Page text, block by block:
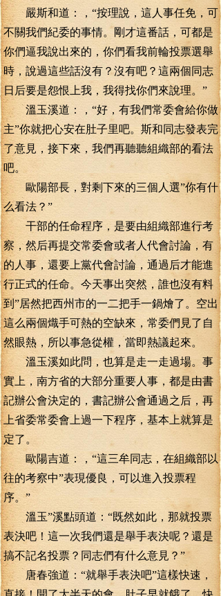
嚴斯和道：，“按理說，這人事任免，可
不關我們紀委的事情。剛才這番話，可都是
你們逼我說出來的，你們看我前輪投票選舉
時，說過這些話沒有？沒有吧？這兩個同志
日后要是怨恨上我，我得找你們來說理。”
溫玉溪道：，“好，有我們常委會給你做
主”你就把心安在肚子里吧。斯和同志發表完
了意見，接下來，我們再聽聽組織部的看法
吧。
歐陽部長，對剩下來的三個人選”你有什
么看法？”
干部的任命程序，是要由組織部進行考
察，然后再提交常委會或者人代會討論，有
的人事，還要上黨代會討論，通過后才能進
行正式的任命。今天事出突然，誰也沒有料
到”居然把西州市的一二把手一鍋燴了。空出
這么兩個熾手可熱的空缺來，常委們見了自
然眼熱，所以事急從權，當即熱議起來。
溫玉溪如此問，也算是走一走過場。事
實上，南方省的大部分重要人事，都是由書
記辦公會決定的，書記辦公會通過之后，再
上省委常委會上過一下程序，基本上就算是
定了。
歐陽吉道：，“這三牟同志，在組織部以
往的考察中”表現優良，可以進入投票程
序。”
溫玉”溪點頭道：“既然如此，那就投票
表決吧！這一次我們還是舉手表決呢？還是
搞不記名投票？同志們有什么意見？”
唐春強道：“就舉手表決吧”這樣快速，